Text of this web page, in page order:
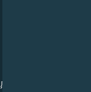
情的な生活を発